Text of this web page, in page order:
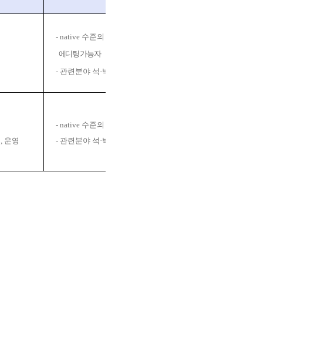
- native 수준의 영문
에디팅 가능자
- 관련분야 석 ·박사 우대
운영
- native 수준의 영문 에디팅 가능자
- 관련분야 석 ·박사 우대